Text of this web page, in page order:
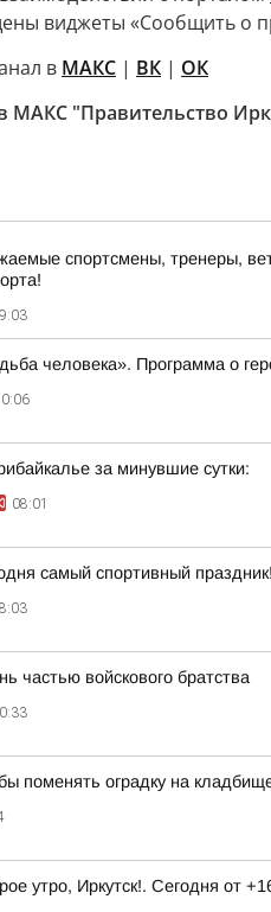
виджеты «Сообщить о
в МАКС | ВК | ОК
МАКС "Правительство
спортсмены, тренеры,
человека». Программа о
за минувшие сутки:
08:01
самый спортивный праздник!
частью войскового братства
поменять оградку на
утро, Иркутск!. Сегодня от